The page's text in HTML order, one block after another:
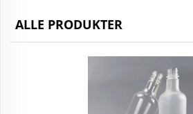
ALLE PRODUKTER